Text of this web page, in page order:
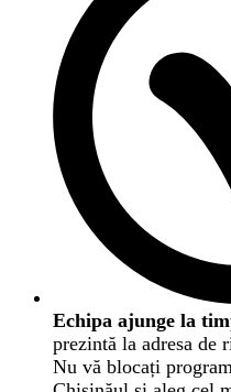
Echipa ajunge la
prezintă la adresa de
Nu vă blocați